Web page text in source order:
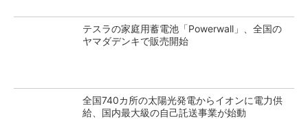
テスラの家庭用蓄電池「Powerwall」、全国の
ヤマダデンキで販売開始
全国740カ所の太陽光発電からイオンに電力供
給、国内最大級の自己託送事業が始動